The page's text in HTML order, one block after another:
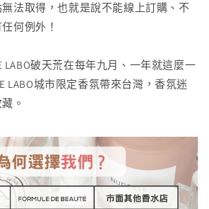
法取得，也就是說不能線上訂購、不
何例外！
LABO破天荒在每年九月、一年就這麼一
LABO城市限定香氛帶來台灣，香氛迷
。